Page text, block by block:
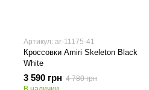
Артикул: ar-11175-41
Кроссовки Amiri Skeleton Black
White
3 590 грн 4 780 грн